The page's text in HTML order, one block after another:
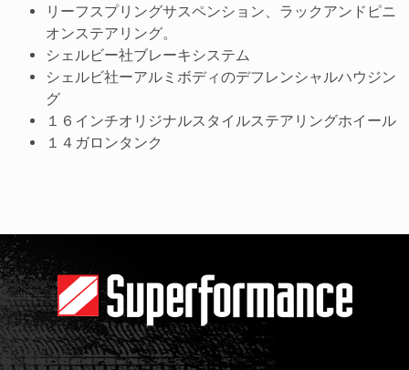
リーフスプリングサスペンション、ラックアンドピニ
オンステアリング。
シェルビー社ブレーキシステム
シェルビ社ーアルミボディのデフレンシャルハウジン
グ
１６インチオリジナルスタイルステアリングホイール
１４ガロンタンク